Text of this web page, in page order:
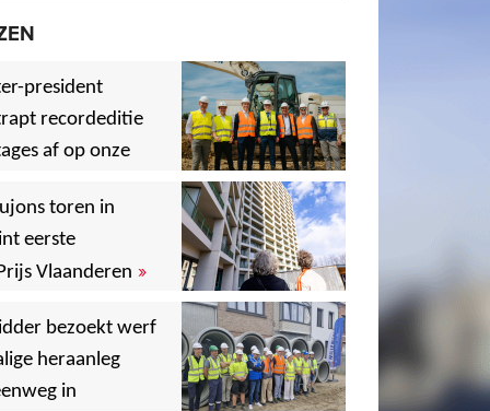
president
recordeditie
af op onze
,
toren in
eerste
Vlaanderen »
, ,
bezoekt werf
heraanleg
in